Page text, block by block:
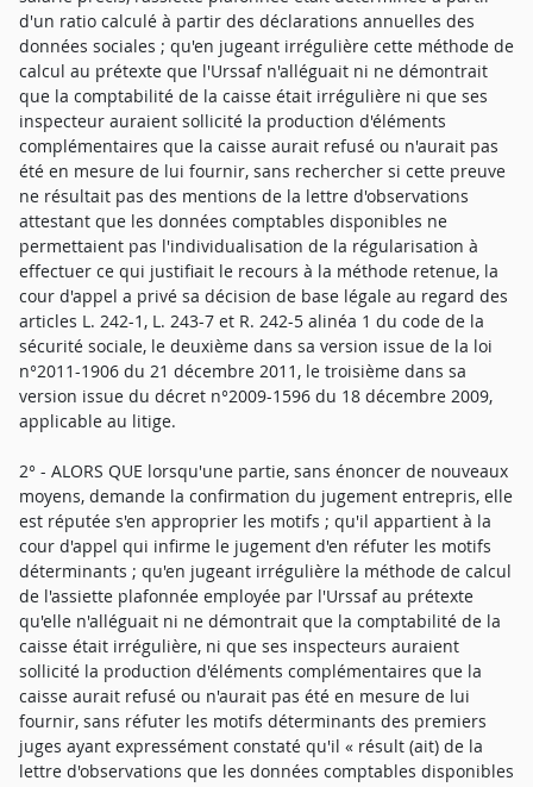
d'un ratio calculé à partir des déclarations annuelles des
données sociales ; qu'en jugeant irrégulière cette méthode de
calcul au prétexte que l'Urssaf n'alléguait ni ne démontrait
que la comptabilité de la caisse était irrégulière ni que ses
inspecteur auraient sollicité la production d'éléments
complémentaires que la caisse aurait refusé ou n'aurait pas
été en mesure de lui fournir, sans rechercher si cette preuve
ne résultait pas des mentions de la lettre d'observations
attestant que les données comptables disponibles ne
permettaient pas l'individualisation de la régularisation à
effectuer ce qui justifiait le recours à la méthode retenue, la
cour d'appel a privé sa décision de base légale au regard des
articles L. 242-1, L. 243-7 et R. 242-5 alinéa 1 du code de la
sécurité sociale, le deuxième dans sa version issue de la loi
n°2011-1906 du 21 décembre 2011, le troisième dans sa
version issue du décret n°2009-1596 du 18 décembre 2009,
applicable au litige.
2° - ALORS QUE lorsqu'une partie, sans énoncer de nouveaux
moyens, demande la confirmation du jugement entrepris, elle
est réputée s'en approprier les motifs ; qu'il appartient à la
cour d'appel qui infirme le jugement d'en réfuter les motifs
déterminants ; qu'en jugeant irrégulière la méthode de calcul
de l'assiette plafonnée employée par l'Urssaf au prétexte
qu'elle n'alléguait ni ne démontrait que la comptabilité de la
caisse était irrégulière, ni que ses inspecteurs auraient
sollicité la production d'éléments complémentaires que la
caisse aurait refusé ou n'aurait pas été en mesure de lui
fournir, sans réfuter les motifs déterminants des premiers
juges ayant expressément constaté qu'il « résult (ait) de la
lettre d'observations que les données comptables disponibles